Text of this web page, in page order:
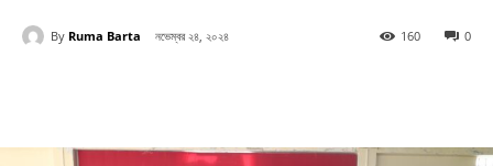
By Ruma Barta নভেম্বর ২৪, ২০২৪ 0
160